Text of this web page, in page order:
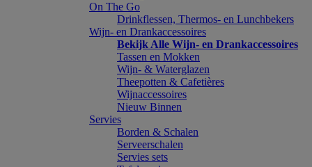
On The Go
Drinkflessen, Thermos- en Lunchbekers
Wijn- en Drankaccessoires
Bekijk Alle Wijn- en Drankaccessoires
Tassen en Mokken
Wijn- & Waterglazen
Theepotten & Cafetières
Wijnaccessoires
Nieuw Binnen
Servies
Borden & Schalen
Serveerschalen
Servies sets